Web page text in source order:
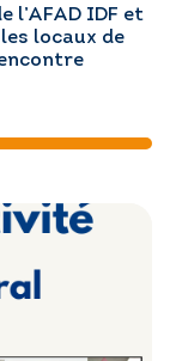
l’AFAD IDF et
locaux de